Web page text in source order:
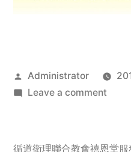
Posted
by
Administrator
Leave a commenton
服
循道衛理聯合教會禧恩堂服